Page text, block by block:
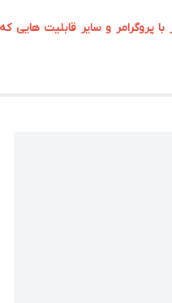
و سایر قابلیت هایی که